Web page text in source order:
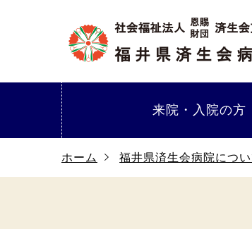
来院・ 入院の方
ホーム 福井県済生会病院につい